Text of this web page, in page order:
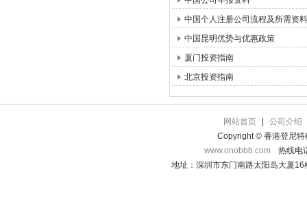
中国个人注册公司流程及所需资料
中国昆明优势与优惠政策
厦门投资指南
北京投资指南
网站首页
公司介绍
Copyright © 香港登尼特
www.onobbb.com
热线电
地址：深圳市东门南路太阳岛大厦